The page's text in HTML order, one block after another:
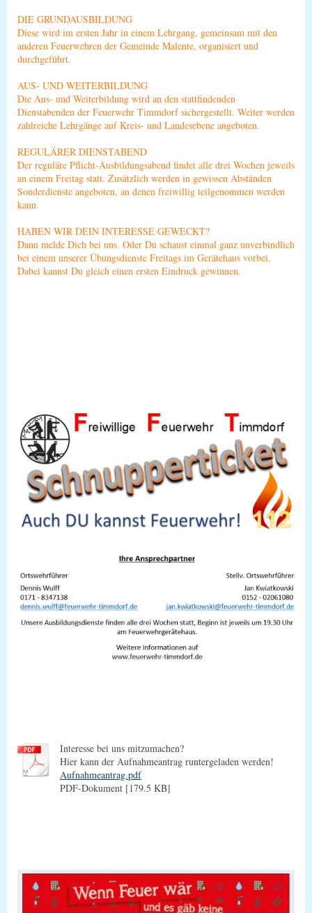
DIE GRUNDAUSBILDUNG
Diese wird im ersten Jahr in einem Lehrgang, gemeinsam mit den
anderen Feuerwehren der Gemeinde Malente, organisiert und
durchgeführt.
AUS- UND WEITERBILDUNG
Die Aus- und Weiterbildung wird an den stattfindenden
Dienstabenden der Feuerwehr Timmdorf sichergestellt. Weiter werden
zahlreiche Lehrgänge auf Kreis- und Landesebene angeboten.
REGULÄRER DIENSTABEND
Der reguläre Pflicht-Ausbildungsabend findet alle drei Wochen jeweils
an einem Freitag statt. Zusätzlich werden in gewissen Abständen
Sonderdienste angeboten, an denen freiwillig teilgenommen werden
kann.
HABEN WIR DEIN INTERESSE GEWECKT?
Dann melde Dich bei uns. Oder Du schaust einmal ganz unverbindlich
bei einem unserer Übungsdienste Freitags im Gerätehaus vorbei,
Dabei kannst Du gleich einen ersten Eindruck gewinnen.
Interesse bei uns mitzumachen?
Hier kann der Aufnahmeantrag runtergeladen werden!
Aufnahmeantrag.pdf
PDF-Dokument [179.5 KB]